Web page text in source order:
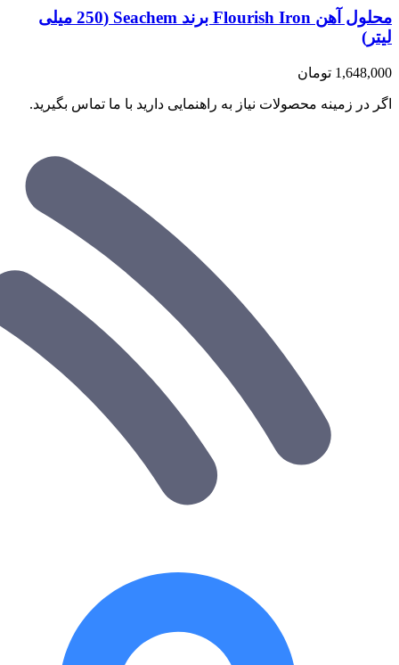
محلول آهن Flourish Iron برند Seachem (250 میلی
لیتر)
1,648,000 تومان
اگر در زمینه محصولات نیاز به راهنمایی دارید با ما تماس بگیرید.